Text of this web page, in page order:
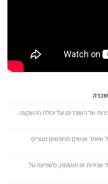
של השוכרים ועל יכולת ההשקעה
שיותר אנשים מחפשים מגורים
שכירות או תוספות, משפיעה על